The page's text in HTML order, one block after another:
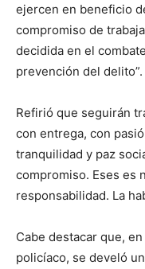
ejercen en beneficio
compromiso de
decidida en el
prevención del delito”.
Refirió que seguirán
con entrega, con
tranquilidad y paz
compromiso. Eses es
responsabilidad. La
Cabe destacar que,
policíaco, se develó